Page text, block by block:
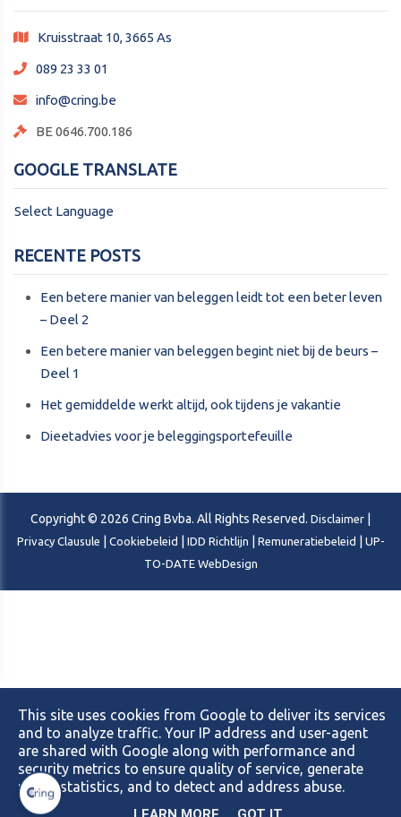
Kruisstraat 10, 3665 As
089 23 33 01
info@cring.be
BE 0646.700.186
GOOGLE TRANSLATE
Select Language
RECENTE POSTS
Een betere manier van beleggen leidt tot een beter leven
– Deel 2
Een betere manier van beleggen begint niet bij de beurs –
Deel 1
Het gemiddelde werkt altijd, ook tijdens je vakantie
Dieetadvies voor je beleggingsportefeuille
Copyright © 2026 Cring Bvba. All Rights Reserved. Disclaimer
Privacy Clausule Cookiebeleid IDD Richtlijn Remuneratiebeleid
UP-
TO-DATE WebDesign
This site uses cookies from Google to deliver its services
and to analyze traffic. Your IP address and user-agent
are shared with Google along with performance and
security metrics to ensure quality of service, generate
usage statistics, and to detect and address abuse.